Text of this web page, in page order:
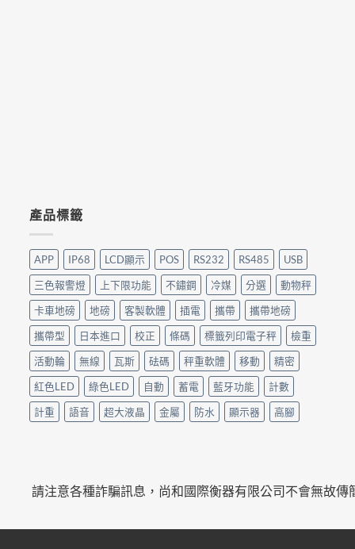
產品標籤
APP IP68 LCD顯示 POS RS232 RS485
USB
三色報警燈
上下限功能 不鏽鋼 冷媒 分選
動物秤
卡車地磅
地磅 客製軟體 插電 攜帶
攜帶地磅
攜帶型
日本進口 校正 條碼 標籤列印電子秤
檢重
活動輪
無線 瓦斯 砝碼 秤重軟體 移動
精密
紅色LED
綠色LED 自動 蓄電 藍牙功能
計數
計重
語音 超大液晶 金屬 防水 顯示器 高腳
請注意各種詐騙訊息，尚和國際衡器有限公司不會無故傳